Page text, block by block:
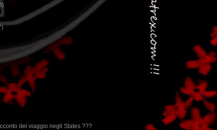
del viaggio negli States ???